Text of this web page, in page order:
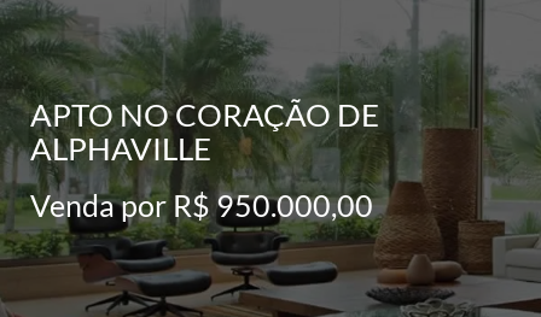
APTO NO CORAÇÃO DE
ALPHAVILLE
Venda por R$ 950.000,00